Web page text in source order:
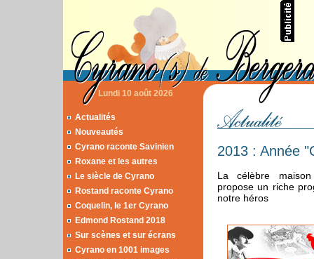
Lundi 10 août 2026
Actualités
Nouveautés
Cyrano raconte Savinien
Roxane et les autres
Le siècle de Cyrano
Rostand raconte Cyrano
Coquelin, le 1er Cyrano
Edmond Rostand 2018
Sur scènes et sur écrans
Cyrano en 1001 images
2013 : Année
La célèbre
propose un riche
notre héros